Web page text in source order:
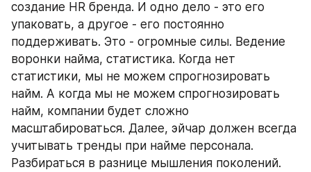
создание HR бренда. И одно дело - это его
упаковать, а другое - его постоянно
поддерживать. Это - огромные силы. Ведение
воронки найма, статистика. Когда нет
статистики, мы не можем спрогнозировать
найм. А когда мы не можем спрогнозировать
найм, компании будет сложно
масштабироваться. Далее, эйчар должен всегда
учитывать тренды при найме персонала.
Разбираться в разнице мышления поколений.